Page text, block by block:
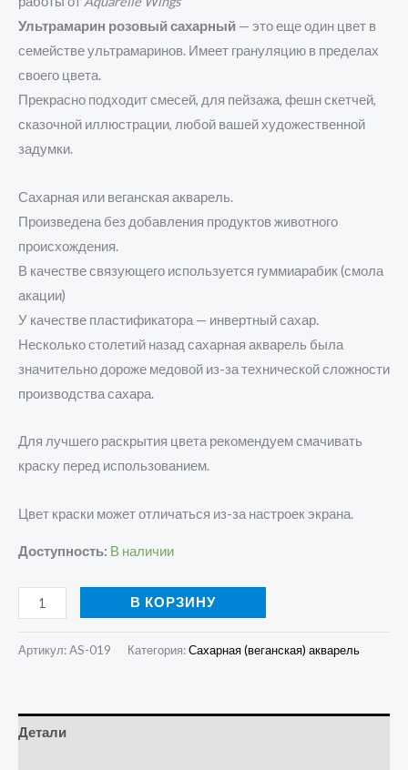
Ультрамарин розовый сахарный — это еще один цвет в
семействе ультрамаринов. Имеет грануляцию в пределах
своего цвета.
Прекрасно подходит смесей, для пейзажа, фешн скетчей,
сказочной иллюстрации, любой вашей художественной
задумки.
Сахарная или веганская акварель.
Произведена без добавления продуктов животного
происхождения.
В качестве связующего используется гуммиарабик (смола
акации)
У качестве пластификатора — инвертный сахар.
Несколько столетий назад сахарная акварель была
значительно дороже медовой из-за технической сложности
производства сахара.
Для лучшего раскрытия цвета рекомендуем смачивать
краску перед использованием.
Цвет краски может отличаться из-за настроек экрана.
Доступность: В наличии
В КОРЗИНУ
Артикул:AS-019 Категория:Сахарная (веганская) акварель
Детали